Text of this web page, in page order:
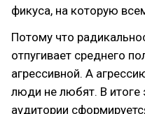
фикуса, на которую
Потому что
отпугивает среднего
агрессивной. А
люди не любят. В итоге
аудитории